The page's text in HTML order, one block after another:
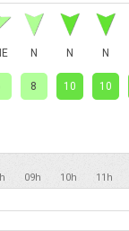
N N N
8 10 10
09h 10h 11h